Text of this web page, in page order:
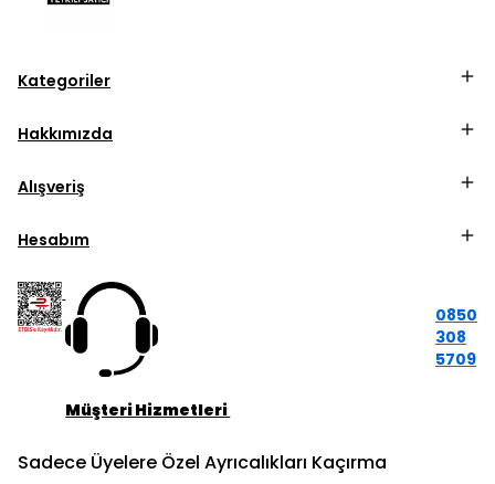
Kategoriler
Hakkımızda
Alışveriş
Hesabım
Müşteri Hizmetleri
0850
308
5709
Sadece Üyelere Özel Ayrıcalıkları Kaçırma